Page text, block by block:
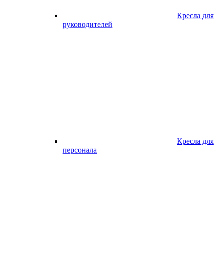
Кресла для
руководителей
Кресла для
персонала